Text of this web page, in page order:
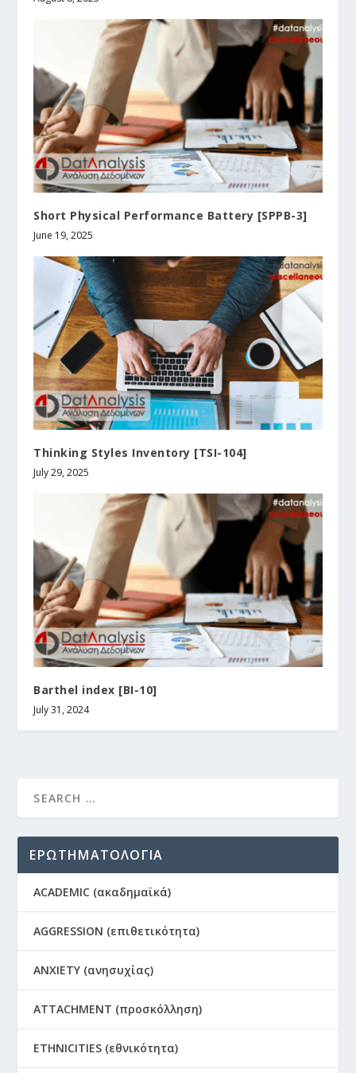
Short Physical Performance Battery [SPPB-3]
June 19, 2025
Thinking Styles Inventory [TSI-104]
July 29, 2025
Barthel index [ΒΙ-10]
July 31, 2024
ΕΡΩΤΗΜΑΤΟΛΟΓΙΑ
ACADEMIC (ακαδημαϊκά)
AGGRESSION (επιθετικότητα)
ANXIETY (ανησυχίας)
ATTACHMENT (προσκόλληση)
ETHNICITIES (εθνικότητα)